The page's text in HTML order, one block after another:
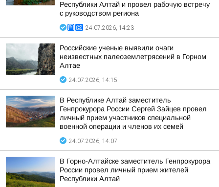
Республики Алтай и провел рабочую встречу
с руководством региона
24.07.2026, 14:23
Российские ученые выявили очаги
неизвестных палеоземлетрясений в Горном
Алтае
24.07.2026, 14:15
В Республике Алтай заместитель
Генпрокурора России Сергей Зайцев провел
личный прием участников специальной
военной операции и членов их семей
24.07.2026, 14:07
В Горно-Алтайске заместитель Генпрокурора
России провел личный прием жителей
Республики Алтай